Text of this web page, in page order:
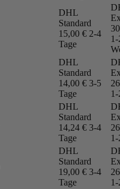
DHL
Standard
15,00 € 2-4
Tage
1-
DHL
Standard
14,00 € 3-5
Tage
1-
DHL
Standard
14,24 € 3-4
Tage
1-
DHL
Standard
19,00 € 3-4
Tage
1-